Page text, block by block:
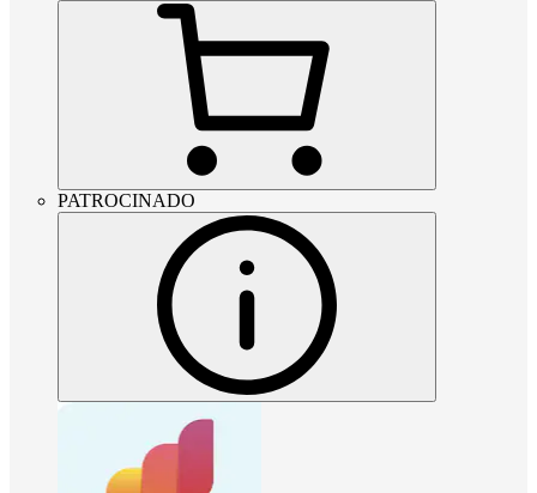
PATROCINADO